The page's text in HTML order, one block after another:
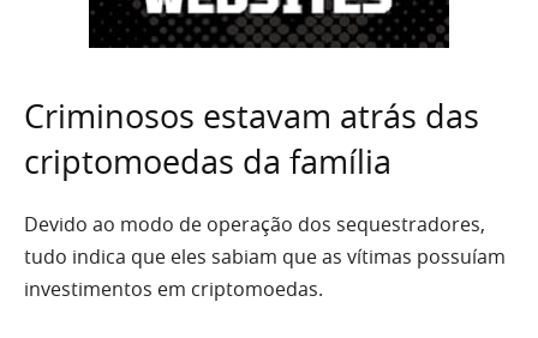
Criminosos estavam atrás das
criptomoedas da família
Devido ao modo de operação dos sequestradores,
tudo indica que eles sabiam que as vítimas possuíam
investimentos em criptomoedas.